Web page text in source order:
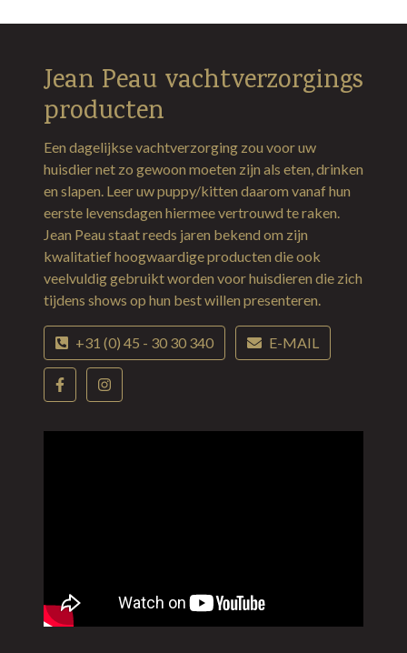
Jean Peau vachtverzorgings
producten
Een dagelijkse vachtverzorging zou voor uw
huisdier net zo gewoon moeten zijn als eten, drinken
en slapen. Leer uw puppy/kitten daarom vanaf hun
eerste levensdagen hiermee vertrouwd te raken.
Jean Peau staat reeds jaren bekend om zijn
kwalitatief hoogwaardige producten die ook
veelvuldig gebruikt worden voor huisdieren die zich
tijdens shows op hun best willen presenteren.
+31 (0) 45 - 30 30 340 E-MAIL